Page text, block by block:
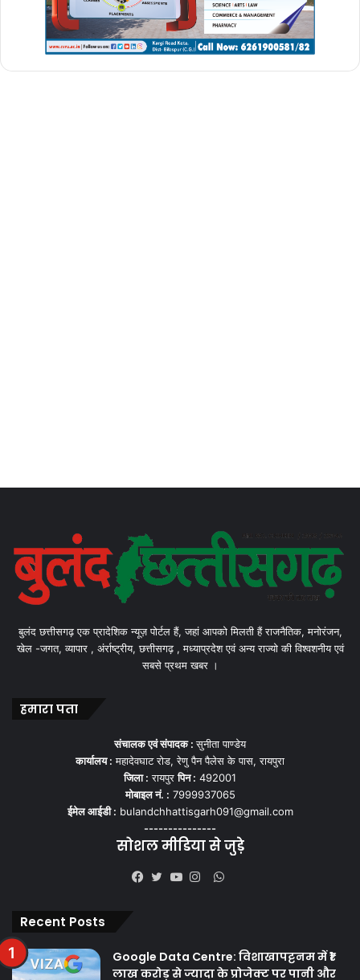
बुलंद छत्तीसगढ़ एक प्रादेशिक न्यूज़ पोर्टल हैं, जहां आपको मिलती हैं राजनैतिक, मनोरंजन,
खेल -जगत, व्यापार , अंर्राष्ट्रीय, छत्तीसगढ़ , मध्याप्रदेश एवं अन्य राज्यो की विश्वशनीय एवं
सबसे प्रथम खबर ।
हमारा पता
संचालक एवं संपादक :सुनीता पाण्डेय
कार्यालय : महादेवघाट रोड, रेणु पैन पैलेस के पास, रायपुरा
जिला : रायपुरपिन : 492001
मोबाइल नं. : 7999937065
ईमेल आईडी : bulandchhattisgarh091@gmail.com
---------------
सोशल मीडिया से जुड़े
WhatsApp
Recent Posts
Google Data Centre: विशाखापट्टनम में ₹1
लाख करोड़ से ज्यादा के प्रोजेक्ट पर पानी और